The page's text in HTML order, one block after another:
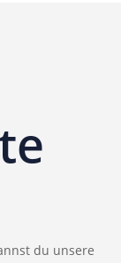
du unsere